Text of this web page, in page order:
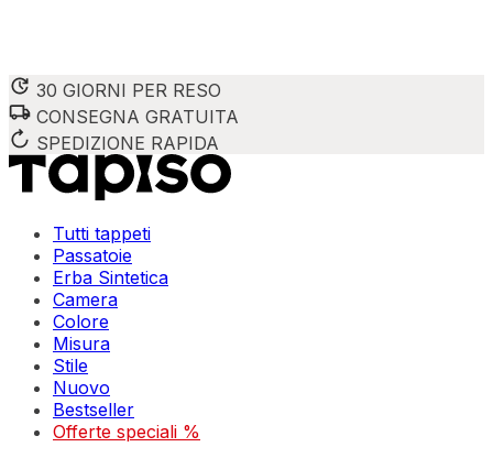
30 GIORNI PER RESO
CONSEGNA GRATUITA
SPEDIZIONE RAPIDA
Tutti tappeti
Passatoie
Erba Sintetica
Camera
Colore
Misura
Stile
Nuovo
Bestseller
Offerte speciali %
Utilizziamo i cookie per personalizzare contenuti e
combinarle con altre informazioni che hai fornito loro o
Indispensabili
I cookie indispensabili sono cruciali per le funzioni di
memorizzano alcun dato personale identificabile.
Statistica